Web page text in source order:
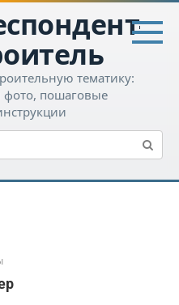
тематику:
фото, пошаговые